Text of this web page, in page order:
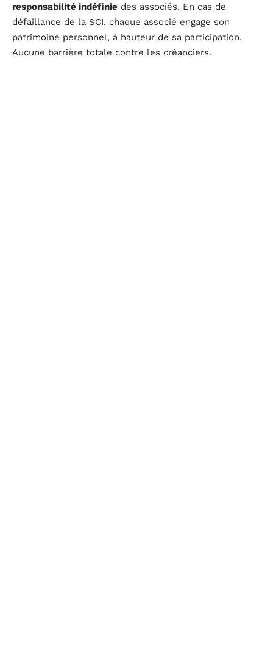
responsabilité indéfinie des associés. En cas de
défaillance de la SCI, chaque associé engage son
patrimoine personnel, à hauteur de sa participation.
Aucune barrière totale contre les créanciers.